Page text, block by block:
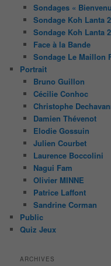
Sondages «
Sondage Koh Lanta
Sondage Koh Lanta
Face à la Bande
Sondage Le Maillon
Portrait
Bruno Guillon
Cécilie Conhoc
Christophe
Damien Thévenot
Elodie Gossuin
Julien Courbet
Laurence Boccolini
Nagui Fam
Olivier MINNE
Patrice Laffont
Sandrine Corman
Public
Quiz Jeux
ARCHIVES